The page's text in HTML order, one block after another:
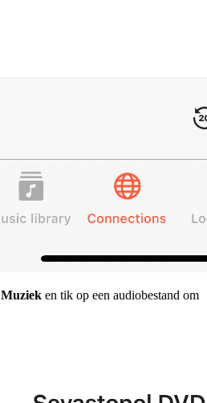
Muziek en tik op een audiobestand om